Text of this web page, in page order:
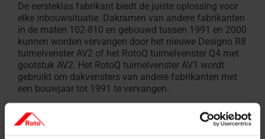
De eersteklas fabrikant biedt de juiste oplossing voor
elke inbouwsituatie. Dakramen van andere fabrikanten
in de maten 102-810 en gebouwd tussen 1991 en 2000
kunnen worden vervangen door het nieuwe Designo R8
tuimelvenster AV2 of het RotoQ tuimelvenster Q4 met
gootstuk AV2. Het RotoQ tuimelvenster AV1 wordt
gebruikt om dakvensters van andere fabrikanten met
een bouwjaar tot 1991 te vervangen.